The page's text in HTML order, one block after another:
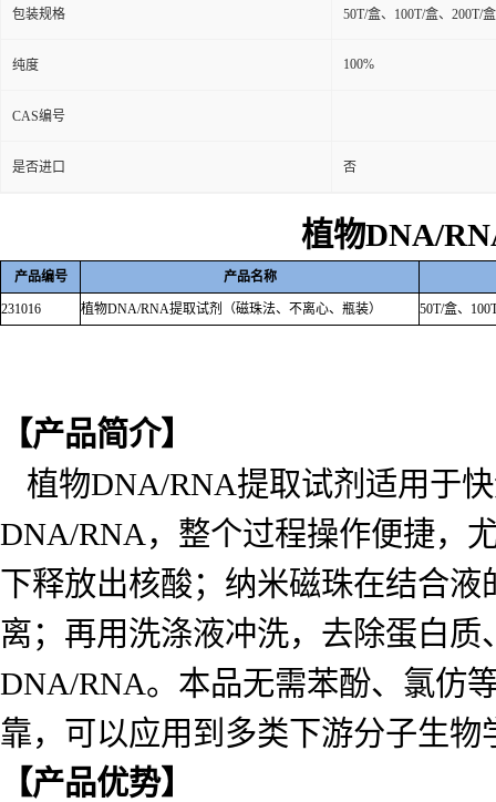
包装规格 50T/盒、100T/盒、200T/盒
纯度 100%
CAS编号
是否进口 否
植物DNA/
产品编号 产品名称
231016 植物DNA/RNA提取试剂（磁珠法、不离心、瓶装） 50T/盒、
【产品简介】
植物DNA/RNA提取试剂适用于
DNA/RNA，整个过程操作便捷，
下释放出核酸；纳米磁珠在结合
离；再用洗涤液冲洗，去除蛋白
DNA/RNA。本品无需苯酚、氯仿
靠，可以应用到多类下游分子生物
【产品优势】